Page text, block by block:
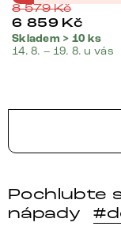
8 579Kč
6 859 Kč
Skladem > 10 ks
14. 8. – 19. 8. u vás
Pochlubte
nápady